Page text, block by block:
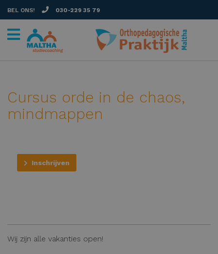
BEL ONS! 030-229 35 79
Cursus orde in de chaos,
mindmappen
Inschrijven
Wij zijn alle vakanties open!